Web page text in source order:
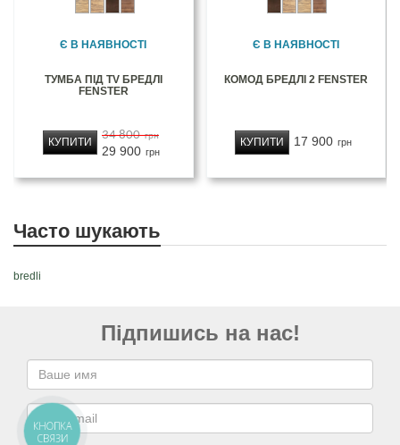
Є В НАЯВНОСТІ
ТУМБА ПІД TV БРЕДЛІ
FENSTER
34 800 грн
29 900 грн
КУПИТИ
Є В НАЯВНОСТІ
КОМОД БРЕДЛІ 2 FENSTER
17 900 грн
КУПИТИ
Часто шукають
bredli
Підпишись на нас!
КНОПКА
СВЯЗИ